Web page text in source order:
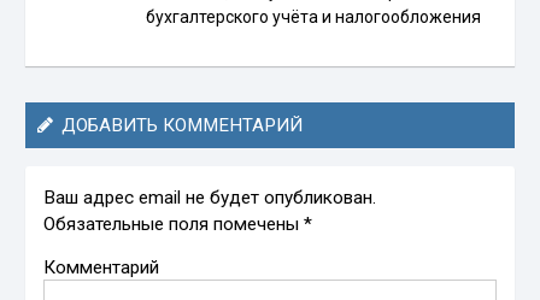
бухгалтерского учёта и налогообложения
ДОБАВИТЬ КОММЕНТАРИЙ
Ваш адрес email не будет опубликован.
Обязательные поля помечены*
Комментарий